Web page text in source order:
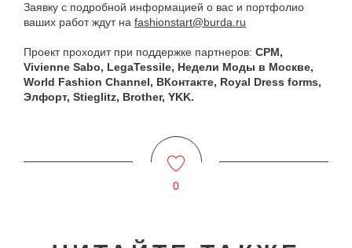
Заявку с подробной информацией о вас и портфолио
ваших работ ждут на fashionstart@burda.ru
Проект проходит при поддержке партнеров: CPM,
Vivienne Sabo, LegaTessile, Недели Моды в Москве,
World Fashion Channel, ВКонтакте, Royal Dress forms,
Элфорт, Stieglitz, Brother, YKK.
0